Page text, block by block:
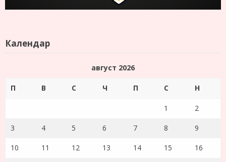
Календар
август 2026
П В С Ч П С Н
1 2
3 4 5 6 7 8 9
10 11 12 13 14 15 16